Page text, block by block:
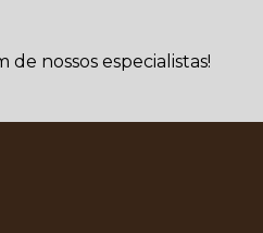
nossos especialistas!